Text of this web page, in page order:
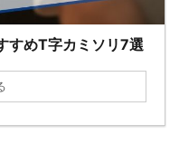
すめT字カミソリ7選